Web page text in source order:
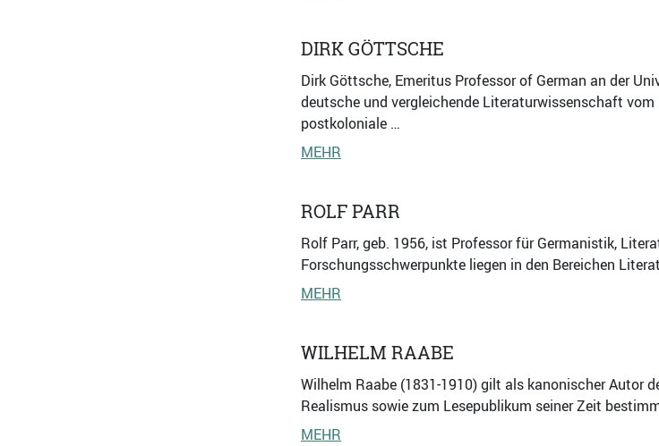
DIRK GÖTTSCHE
Dirk Göttsche, Emeritus Professor of German an der
deutsche und vergleichende Literaturwissenschaft
postkoloniale …
MEHR
ROLF PARR
Rolf Parr, geb. 1956, ist Professor für Germanistik,
Forschungsschwerpunkte liegen in den Bereichen
MEHR
WILHELM RAABE
Wilhelm Raabe (1831-1910) gilt als kanonischer Autor
Realismus sowie zum Lesepublikum seiner Zeit
MEHR